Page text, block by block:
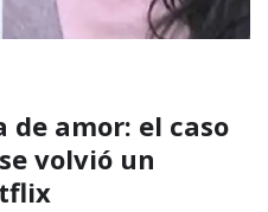
amor: el caso
volvió un